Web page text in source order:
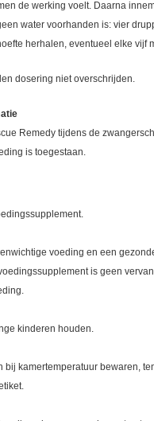
de werking voelt. Daarna
water voorhanden is: vier
herhalen, eventueel elke vijf
dosering niet overschrijden.
Remedy tijdens de
is toegestaan.
voeding en een
is geen
kinderen houden.
bij kamertemperatuur bewaren,